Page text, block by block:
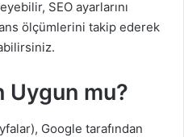
SEO ayarlarını
ölçümlerini takip ederek
Uygun mu?
Google tarafından